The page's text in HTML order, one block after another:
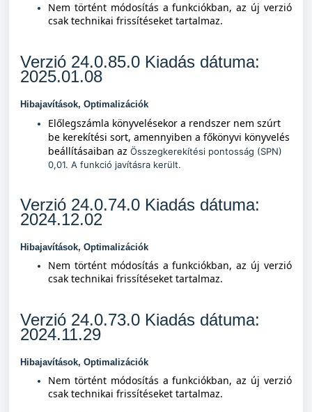
Nem történt módosítás a funkciókban, az új verzió
csak technikai frissítéseket tartalmaz.
Verzió 24.0.85.0 Kiadás dátuma:
2025.01.08
Hibajavítások, Optimalizációk
Előlegszámla könyvelésekor a rendszer nem szúrt
be kerekítési sort, amennyiben a főkönyvi könyvelés
beállításaiban az Összegkerekítési pontosság (SPN)
0,01. A funkció javításra került.
Verzió 24.0.74.0 Kiadás dátuma:
2024.12.02
Hibajavítások, Optimalizációk
Nem történt módosítás a funkciókban, az új verzió
csak technikai frissítéseket tartalmaz.
Verzió 24.0.73.0 Kiadás dátuma:
2024.11.29
Hibajavítások, Optimalizációk
Nem történt módosítás a funkciókban, az új verzió
csak technikai frissítéseket tartalmaz.